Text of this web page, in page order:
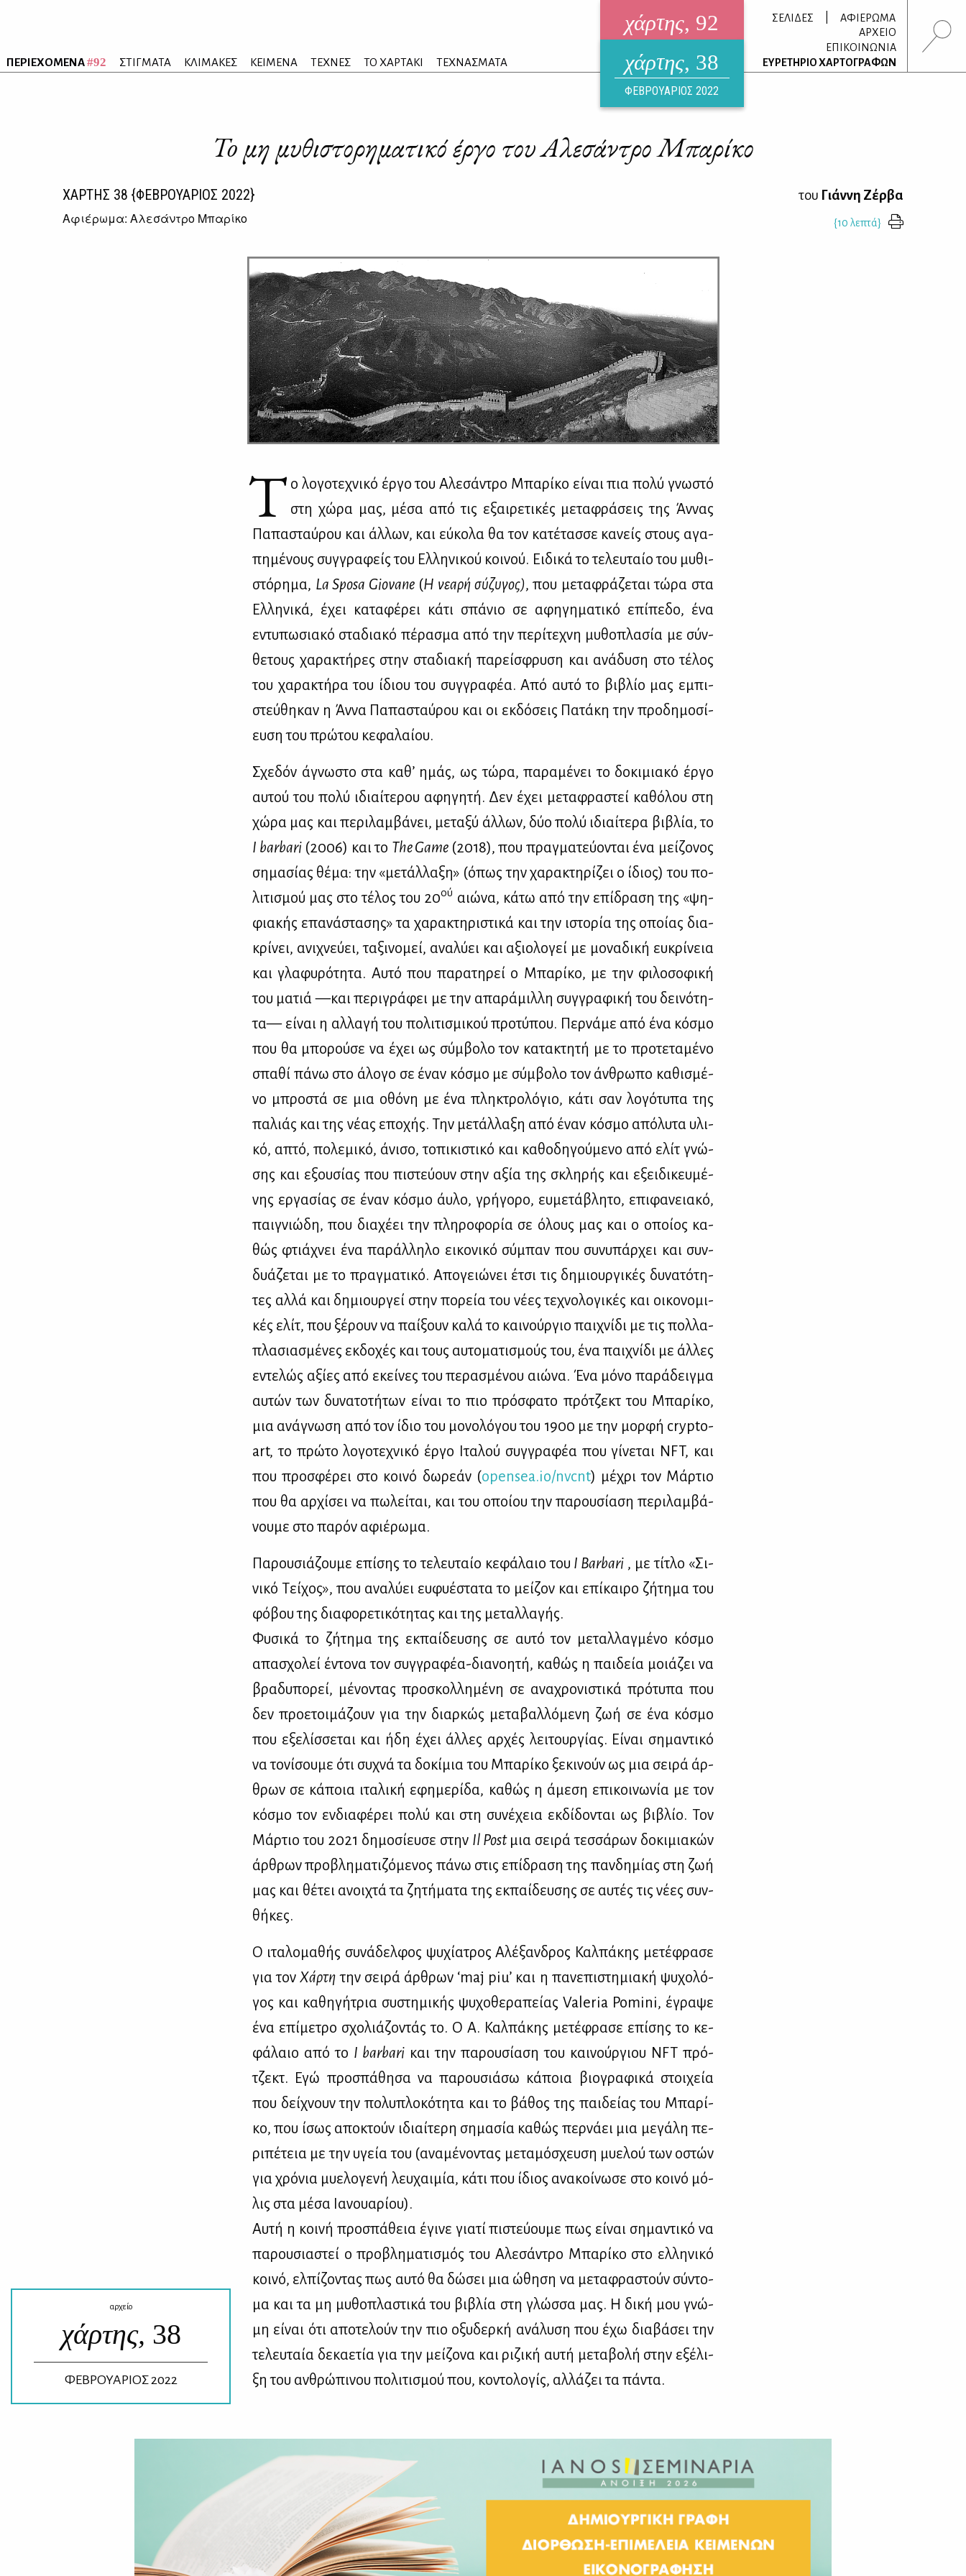
ΠΕΡΙΕΧΟΜΕΝΑ#92 ΣΤΙΓΜΑΤΑ ΚΛΙΜΑΚΕΣ ΚΕΙΜΕΝΑ ΤΕΧΝΕΣ ΤΟ ΧΑΡΤΑΚΙ ΤΕΧΝΑΣΜΑΤΑ
χάρτης, 92
ηλεκτρονικό περιοδικό
ΑΥΓΟΥΣΤΟΣ 2026
χάρτης, 38
ΦΕΒΡΟΥΑΡΙΟΣ 2022
ΣΕΛΙΔΕΣ
ΑΦΙΕΡΩΜΑ
ΑΡΧΕΙΟ
ΕΠΙΚΟΙΝΩΝΙΑ
ΕΥΡΕΤΗΡΙΟ ΧΑΡΤΟΓΡΑΦΩΝ
To μη μυθιστορηματικό έργο του Αλεσάντρο Μπαρίκο
ΧΑΡΤΗΣ 38 {ΦΕΒΡΟΥΑΡΙΟΣ 2022}
Αφιέρωμα: Αλεσάντρο Μπαρίκο
του Γιάννη Ζέρβα
{10 λεπτά}
αρχείο
χάρτης, 38
ΦΕΒΡΟΥΑΡΙΟΣ 2022
Τ ο λο­γο­τε­χνι­κό έρ­γο του Αλε­σά­ντρο Μπα­ρί­κο εί­ναι πια πο­λύ γνω­στό
στη χώ­ρα μας, μέ­σα από τις εξαι­ρε­τι­κές με­τα­φρά­σεις της Άν­νας
Πα­πα­σταύ­ρου και άλ­λων, και εύ­κο­λα θα τον κα­τέ­τασ­σε κα­νείς στους αγα­
πη­μέ­νους συγ­γρα­φείς του Ελ­λη­νι­κού κοι­νού. Ει­δι­κά το τε­λευ­ταίο του μυ­θι­
στό­ρη­μα, LaSposa Giovane(Η νε­α­ρή σύ­ζυ­γος), που με­τα­φρά­ζε­ται τώ­ρα στα
Ελ­λη­νι­κά, έχει κα­τα­φέ­ρει κά­τι σπά­νιο σε αφη­γη­μα­τι­κό επί­πε­δο, ένα
εντυ­πω­σια­κό στα­δια­κό πέ­ρα­σμα από την πε­ρί­τε­χνη μυ­θο­πλα­σία με σύν­
θε­τους χα­ρα­κτή­ρες στην στα­δια­κή πα­ρεί­σφρυ­ση και ανά­δυ­ση στο τέ­λος
του χα­ρα­κτή­ρα του ίδιου του συγ­γρα­φέα. Από αυ­τό το βι­βλίο μας εμπι­
στεύ­θη­καν η Άν­να Πα­πα­σταύ­ρου και οι εκ­δό­σεις Πα­τά­κη την προ­δη­μο­σί­
ευ­ση του πρώ­του κε­φα­λαί­ου.
Σχε­δόν άγνω­στο στα κα­θ’ ημάς, ως τώ­ρα, πα­ρα­μέ­νει το δο­κι­μια­κό έρ­γο
αυ­τού του πο­λύ ιδιαί­τε­ρου αφη­γη­τή. Δεν έχει με­τα­φρα­στεί κα­θό­λου στη
χώ­ρα μας και πε­ρι­λαμ­βά­νει, με­τα­ξύ άλ­λων, δύο πο­λύ ιδιαί­τε­ρα βι­βλία, το
I barbari(2006) και το TheGame (2018), που πραγ­μα­τεύ­ο­νται ένα μεί­ζο­νος
ση­μα­σί­ας θέ­μα: την «με­τάλ­λα­ξη» (όπως την χα­ρα­κτη­ρί­ζει ο ίδιος) του πο­
λι­τι­σμού μας στο τέ­λος του 20ού αιώ­να, κά­τω από την επί­δρα­ση της «ψη­
φια­κής επα­νά­στα­σης» τα χα­ρα­κτη­ρι­στι­κά και την ιστο­ρία της οποί­ας δια­
κρί­νει, ανι­χνεύ­ει, τα­ξι­νο­μεί, ανα­λύ­ει και αξιο­λο­γεί με μο­να­δι­κή ευ­κρί­νεια
και γλα­φυ­ρό­τη­τα. Αυ­τό που πα­ρα­τη­ρεί ο Μπα­ρί­κο, με την φι­λο­σο­φι­κή
του μα­τιά —και πε­ρι­γρά­φει με την απα­ρά­μιλ­λη συγ­γρα­φι­κή του δει­νό­τη­
τα— εί­ναι η αλ­λα­γή του πο­λι­τι­σμι­κού προ­τύ­που. Περ­νά­με από ένα κό­σμο
που θα μπο­ρού­σε να έχει ως σύμ­βο­λο τον κα­τα­κτη­τή με το προ­τε­τα­μέ­νο
σπα­θί πά­νω στο άλο­γο σε έναν κό­σμο με σύμ­βο­λο τον άν­θρω­πο κα­θι­σμέ­
νο μπρο­στά σε μια οθό­νη με ένα πλη­κτρο­λό­γιο, κά­τι σαν λο­γό­τυ­πα της
πα­λιάς και της νέ­ας επο­χής. Την με­τάλ­λα­ξη από έναν κό­σμο από­λυ­τα υλι­
κό, απτό, πο­λε­μι­κό, άνι­σο, το­πι­κι­στι­κό και κα­θο­δη­γού­με­νο από ελίτ γνώ­
σης και εξου­σί­ας που πι­στεύ­ουν στην αξία της σκλη­ρής και εξει­δι­κευ­μέ­
νης ερ­γα­σί­ας σε έναν κό­σμο άυ­λο, γρή­γο­ρο, ευ­με­τά­βλη­το, επι­φα­νεια­κό,
παι­γνιώ­δη, που δια­χέ­ει την πλη­ρο­φο­ρία σε όλους μας και ο οποί­ος κα­
θώς φτιά­χνει ένα πα­ράλ­λη­λο ει­κο­νι­κό σύ­μπαν που συ­νυ­πάρ­χει και συν­
δυά­ζε­ται με το πραγ­μα­τι­κό. Απο­γειώ­νει έτσι τις δη­μιουρ­γι­κές δυ­να­τό­τη­
τες αλ­λά και δη­μιουρ­γεί στην πο­ρεία του νέ­ες τε­χνο­λο­γι­κές και οι­κο­νο­μι­
κές ελίτ, που ξέ­ρουν να παί­ξουν κα­λά το και­νούρ­γιο παι­χνί­δι με τις πολ­λα­
πλα­σια­σμέ­νες εκ­δο­χές και τους αυ­το­μα­τι­σμούς του, ένα παι­χνί­δι με άλ­λες
εντε­λώς αξί­ες από εκεί­νες του πε­ρα­σμέ­νου αιώ­να. Ένα μό­νο πα­ρά­δειγ­μα
αυ­τών των δυ­να­το­τή­των εί­ναι το πιο πρό­σφα­το πρό­τζεκτ του Μπα­ρί­κο,
μια ανά­γνω­ση από τον ίδιο του μο­νο­λό­γου του 1900 με την μορ­φή crypto-
art, το πρώ­το λο­γο­τε­χνι­κό έρ­γο Ιτα­λού συγ­γρα­φέα που γί­νε­ται NFT, και
που προ­σφέ­ρει στο κοι­νό δω­ρε­άν (opensea.io/nvcnt) μέ­χρι τον Μάρ­τιο
που θα αρ­χί­σει να πω­λεί­ται, και του οποί­ου την πα­ρου­σί­α­ση πε­ρι­λαμ­βά­
νου­με στο πα­ρόν αφιέ­ρω­μα.
Πα­ρου­σιά­ζου­με επί­σης το τε­λευ­ταίο κε­φά­λαιο του I Barbari , με τί­τλο «Σι­
νι­κό Τεί­χος», που ανα­λύ­ει ευ­φυ­έ­στα­τα το μεί­ζον και επί­και­ρο ζή­τη­μα του
φό­βου της δια­φο­ρε­τι­κό­τη­τας και της με­ταλ­λα­γής.
Φυ­σι­κά το ζή­τη­μα της εκ­παί­δευ­σης σε αυ­τό τον με­ταλ­λαγ­μέ­νο κό­σμο
απα­σχο­λεί έντο­να τον συγ­γρα­φέα-δια­νοη­τή, κα­θώς η παι­δεία μοιά­ζει να
βρα­δυ­πο­ρεί, μέ­νο­ντας προ­σκολ­λη­μέ­νη σε ανα­χρο­νι­στι­κά πρό­τυ­πα που
δεν προ­ε­τοι­μά­ζουν για την διαρ­κώς με­τα­βαλ­λό­με­νη ζωή σε ένα κό­σμο
που εξε­λίσ­σε­ται και ήδη έχει άλ­λες αρ­χές λει­τουρ­γί­ας. Εί­ναι ση­μα­ντι­κό
να το­νί­σου­με ότι συ­χνά τα δο­κί­μια του Μπα­ρί­κο ξε­κι­νούν ως μια σει­ρά άρ­
θρων σε κά­ποια ιτα­λι­κή εφη­με­ρί­δα, κα­θώς η άμε­ση επι­κοι­νω­νία με τον
κό­σμο τον εν­δια­φέ­ρει πο­λύ και στη συ­νέ­χεια εκ­δί­δο­νται ως βι­βλίο. Τον
Μάρ­τιο του 2021 δη­μο­σί­ευ­σε στην Il Post μια σει­ρά τεσ­σά­ρων δο­κι­μια­κών
άρ­θρων προ­βλη­μα­τι­ζό­με­νος πά­νω στις επί­δρα­ση της παν­δη­μί­ας στη ζωή
μας και θέ­τει ανοι­χτά τα ζη­τή­μα­τα της εκ­παί­δευ­σης σε αυ­τές τις νέ­ες συν­
θή­κες.
Ο ιτα­λο­μα­θής συ­νά­δελ­φος ψυ­χί­α­τρος Αλέ­ξαν­δρος Καλ­πά­κης με­τέ­φρα­σε
για τονΧάρ­τη την σει­ρά άρ­θρων ‘maj piu’ και η πα­νε­πι­στη­μια­κή ψυ­χο­λό­
γος και κα­θη­γή­τρια συ­στη­μι­κής ψυ­χο­θε­ρα­πεί­ας Valeria Pomini, έγρα­ψε
ένα επί­με­τρο σχο­λιά­ζο­ντάς το. O Α. Καλ­πά­κης με­τέ­φρα­σε επί­σης το κε­
φά­λαιο από το I barbari και την πα­ρου­σί­α­ση του και­νούρ­γιου NFT πρό­
τζεκτ. Εγώ προ­σπά­θη­σα να πα­ρου­σιά­σω κά­ποια βιο­γρα­φι­κά στοι­χεία
που δεί­χνουν την πο­λυ­πλο­κό­τη­τα και το βά­θος της παι­δεί­ας του Μπα­ρί­
κο, που ίσως απο­κτούν ιδιαί­τε­ρη ση­μα­σία κα­θώς περ­νά­ει μια με­γά­λη πε­
ρι­πέ­τεια με την υγεία του (ανα­μέ­νο­ντας με­τα­μό­σχευ­ση μυ­ε­λού των οστών
για χρό­νια μυ­ε­λο­γε­νή λευ­χαι­μία, κά­τι που ίδιος ανα­κοί­νω­σε στο κοι­νό μό­
λις στα μέ­σα Ια­νουα­ρί­ου).
Αυ­τή η κοι­νή προ­σπά­θεια έγι­νε για­τί πι­στεύ­ου­με πως εί­ναι ση­μα­ντι­κό να
πα­ρου­σια­στεί ο προ­βλη­μα­τι­σμός του Αλε­σά­ντρο Μπα­ρί­κο στο ελ­λη­νι­κό
κοι­νό, ελ­πί­ζο­ντας πως αυ­τό θα δώ­σει μια ώθη­ση να με­τα­φρα­στούν σύ­ντο­
μα και τα μη μυ­θο­πλα­στι­κά του βι­βλία στη γλώσ­σα μας. Η δι­κή μου γνώ­
μη εί­ναι ότι απο­τε­λούν την πιο οξυ­δερ­κή ανά­λυ­ση που έχω δια­βά­σει την
τε­λευ­ταία δε­κα­ε­τία για την μεί­ζο­να και ρι­ζι­κή αυ­τή με­τα­βο­λή στην εξέ­λι­
ξη του αν­θρώ­πι­νου πο­λι­τι­σμού που, κο­ντο­λο­γίς, αλ­λά­ζει τα πά­ντα.